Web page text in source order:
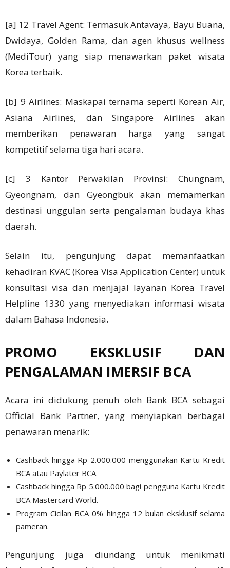
[a] 12 Travel Agent: Termasuk Antavaya, Bayu Buana,
Dwidaya, Golden Rama, dan agen khusus wellness
(MediTour) yang siap menawarkan paket wisata
Korea terbaik.
[b] 9 Airlines: Maskapai ternama seperti Korean Air,
Asiana Airlines, dan Singapore Airlines akan
memberikan penawaran harga yang sangat
kompetitif selama tiga hari acara.
[c] 3 Kantor Perwakilan Provinsi: Chungnam,
Gyeongnam, dan Gyeongbuk akan memamerkan
destinasi unggulan serta pengalaman budaya khas
daerah.
Selain itu, pengunjung dapat memanfaatkan
kehadiran KVAC (Korea Visa Application Center) untuk
konsultasi visa dan menjajal layanan Korea Travel
Helpline 1330 yang menyediakan informasi wisata
dalam Bahasa Indonesia.
PROMO EKSKLUSIF DAN
PENGALAMAN IMERSIF BCA
Acara ini didukung penuh oleh Bank BCA sebagai
Official Bank Partner, yang menyiapkan berbagai
penawaran menarik:
Cashback hingga Rp 2.000.000 menggunakan Kartu Kredit
BCA atau Paylater BCA.
Cashback hingga Rp 5.000.000 bagi pengguna Kartu Kredit
BCA Mastercard World.
Program Cicilan BCA 0% hingga 12 bulan eksklusif selama
pameran.
Pengunjung juga diundang untuk menikmati